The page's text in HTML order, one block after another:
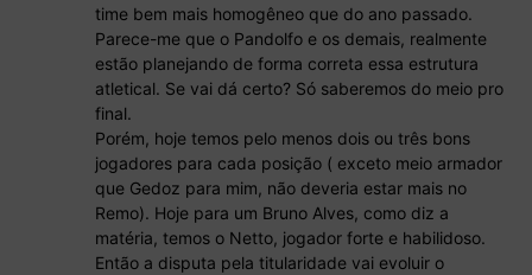
time bem mais homogêneo que do ano passado.
Parece-me que o Pandolfo e os demais, realmente
estão planejando de forma correta essa estrutura
atletical. Se vai dá certo? Só saberemos do meio pro
final.
Porém, hoje temos pelo menos dois ou três bons
jogadores para cada posição ( exceto meio armador
que Gedoz para mim, não deveria estar mais no
Remo). Hoje para um Bruno Alves, como diz a
matéria, temos o Netto, jogador forte e habilidoso.
Então a disputa pela titularidade vai evoluir o